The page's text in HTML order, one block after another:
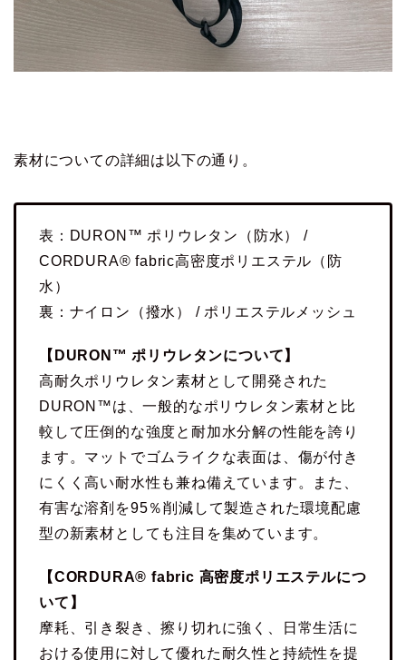
素材についての詳細は以下の通り。
表：DURON™ ポリウレタン（防水） /
CORDURA® fabric高密度ポリエステル（防
水）
裏：ナイロン（撥水） / ポリエステルメッシュ
【DURON™ ポリウレタンについて】
高耐久ポリウレタン素材として開発された
DURON™は、一般的なポリウレタン素材と比
較して圧倒的な強度と耐加水分解の性能を誇り
ます。マットでゴムライクな表面は、傷が付き
にくく高い耐水性も兼ね備えています。また、
有害な溶剤を95％削減して製造された環境配慮
型の新素材としても注目を集めています。
【CORDURA® fabric 高密度ポリエステルにつ
いて】
摩耗、引き裂き、擦り切れに強く、日常生活に
おける使用に対して優れた耐久性と持続性を提